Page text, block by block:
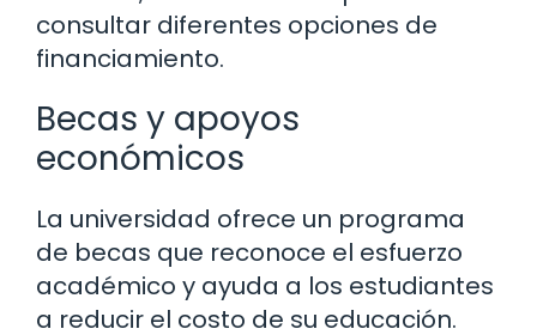
consultar diferentes opciones de
financiamiento.
Becas y apoyos
económicos
La universidad ofrece un programa
de becas que reconoce el esfuerzo
académico y ayuda a los estudiantes
a reducir el costo de su educación.